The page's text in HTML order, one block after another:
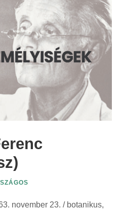
november 23. / botanikus,